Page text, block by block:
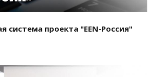
система проекта "EEN-Россия"